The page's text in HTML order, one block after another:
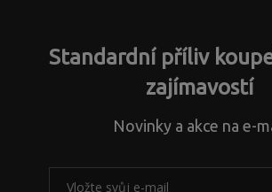
Standardní příliv
zajímavostí
Novinky a akce na e-